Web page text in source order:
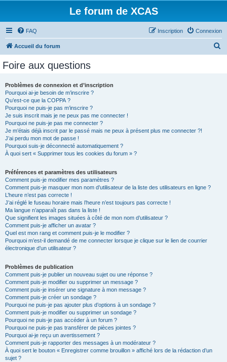
Le forum de XCAS
FAQ Connexion
Inscription
Accueil du forum
Foire aux questions
Problèmes de connexion et d’inscription
Pourquoi ai-je besoin de m’inscrire ?
Qu’est-ce que la COPPA ?
Pourquoi ne puis-je pas m’inscrire ?
Je suis inscrit mais je ne peux pas me connecter !
Pourquoi ne puis-je pas me connecter ?
Je m’étais déjà inscrit par le passé mais ne peux à présent plus me connecter ?!
J’ai perdu mon mot de passe !
Pourquoi suis-je déconnecté automatiquement ?
À quoi sert « Supprimer tous les cookies du forum » ?
Préférences et paramètres des utilisateurs
Comment puis-je modifier mes paramètres ?
Comment puis-je masquer mon nom d’utilisateur de la liste des utilisateurs en ligne ?
L’heure n’est pas correcte !
J’ai réglé le fuseau horaire mais l’heure n’est toujours pas correcte !
Ma langue n’apparaît pas dans la liste !
Que signifient les images situées à côté de mon nom d’utilisateur ?
Comment puis-je afficher un avatar ?
Quel est mon rang et comment puis-je le modifier ?
Pourquoi m’est-il demandé de me connecter lorsque je clique sur le lien de courrier
électronique d’un utilisateur ?
Problèmes de publication
Comment puis-je publier un nouveau sujet ou une réponse ?
Comment puis-je modifier ou supprimer un message ?
Comment puis-je insérer une signature à mon message ?
Comment puis-je créer un sondage ?
Pourquoi ne puis-je pas ajouter plus d’options à un sondage ?
Comment puis-je modifier ou supprimer un sondage ?
Pourquoi ne puis-je pas accéder à un forum ?
Pourquoi ne puis-je pas transférer de pièces jointes ?
Pourquoi ai-je reçu un avertissement ?
Comment puis-je rapporter des messages à un modérateur ?
À quoi sert le bouton « Enregistrer comme brouillon » affiché lors de la rédaction d’un
sujet ?